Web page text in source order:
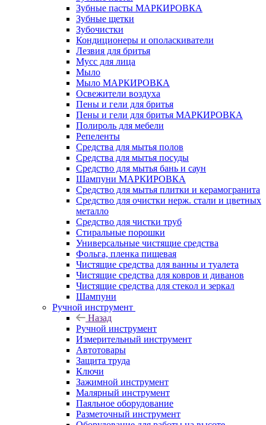
Зубные пасты МАРКИРОВКА
Зубные щетки
Зубочистки
Кондиционеры и ополаскиватели
Лезвия для бритья
Мусс для лица
Мыло
Мыло МАРКИРОВКА
Освежители воздуха
Пены и гели для бритья
Пены и гели для бритья МАРКИРОВКА
Полироль для мебели
Репеленты
Средства для мытья полов
Средства для мытья посуды
Средство для мытья бань и саун
Шампуни МАРКИРОВКА
Средство для мытья плитки и керамогранита
Средство для очистки нерж. стали и цветных
металло
Средство для чистки труб
Стиральные порошки
Универсальные чистящие средства
Фольга, пленка пищевая
Чистящие средства для ванны и туалета
Чистящие средства для ковров и диванов
Чистящие средства для стекол и зеркал
Шампуни
Ручной инструмент
Назад
Ручной инструмент
Измерительный инструмент
Автотовары
Защита труда
Ключи
Зажимной инструмент
Малярный инструмент
Паяльное оборудование
Разметочный инструмент